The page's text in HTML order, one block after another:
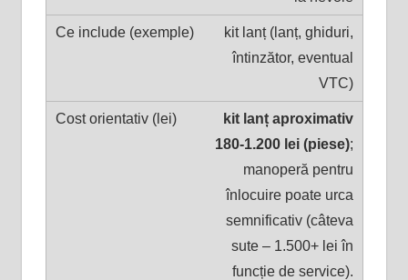
kit lanț (lanț, ghiduri,
întinzător, eventual
VTC)
kit lanț aproximativ
180-1.200 lei (piese);
manoperă pentru
înlocuire poate urca
semnificativ (câteva
sute – 1.500+ lei în
funcție de service).